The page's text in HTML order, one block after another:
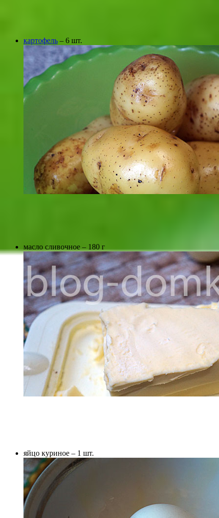
картофель – 6 шт.
масло сливочное – 180 г
яйцо куриное – 1 шт.